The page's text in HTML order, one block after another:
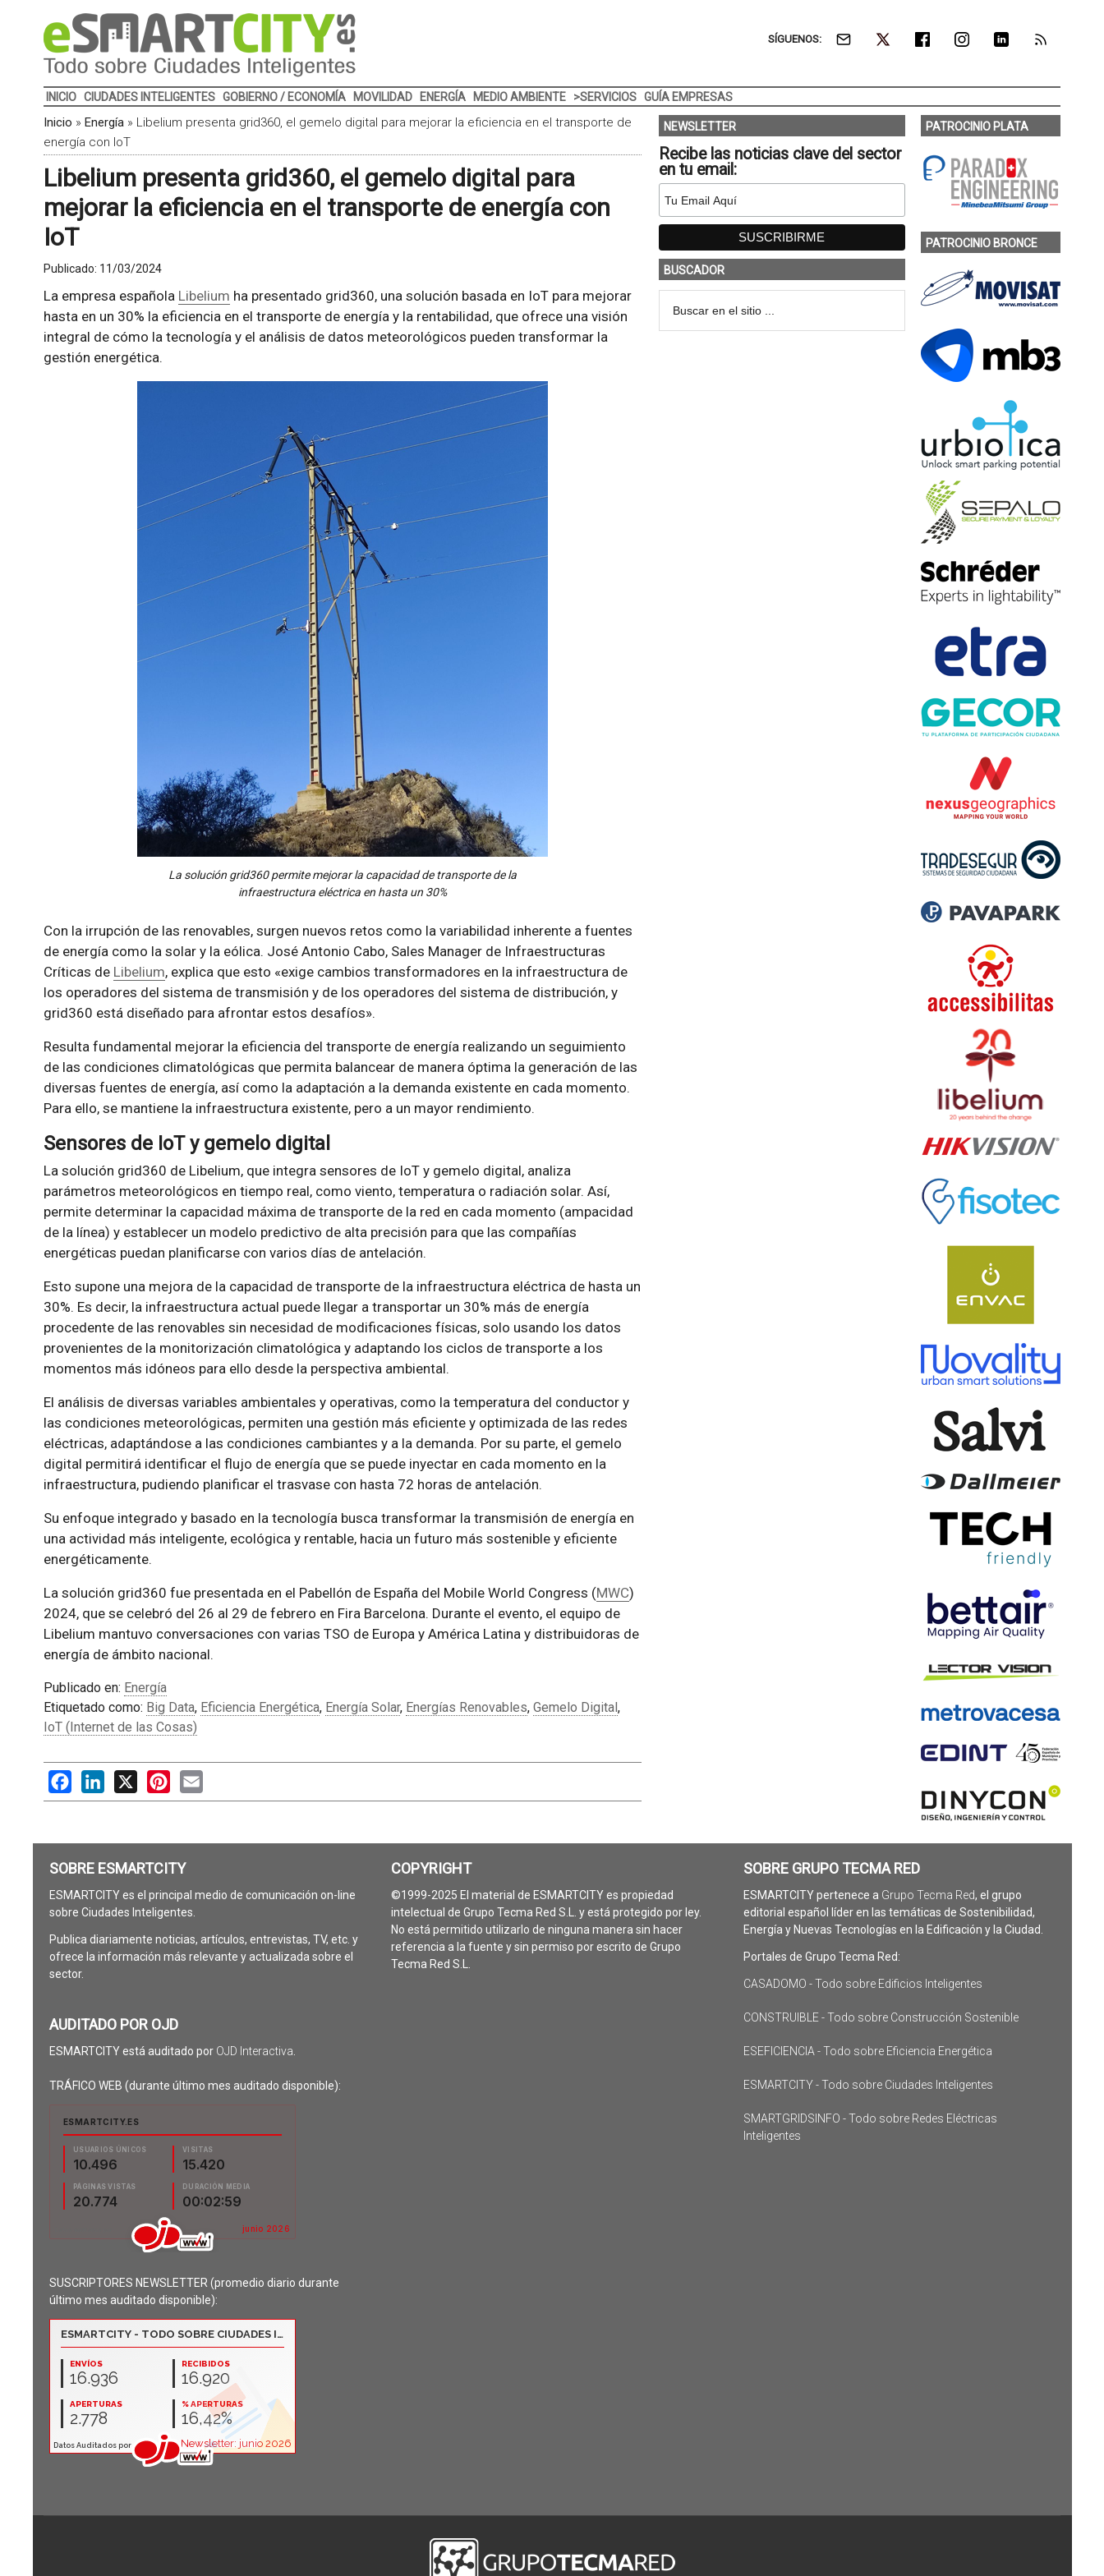
SÍGUENOS:
INICIO CIUDADES INTELIGENTES GOBIERNO / ECONOMÍA MOVILIDAD ENERGÍA MEDIO AMBIENTE >SERVICIOS GUÍA EMPRESAS
Inicio » Energía» Libelium presenta grid360, el gemelo digital para mejorar la eficiencia en el transporte de
energía con IoT
Libelium presenta grid360, el gemelo digital para
mejorar la eficiencia en el transporte de energía con
IoT
Publicado: 11/03/2024
La empresa española Libelium ha presentado grid360, una solución basada en IoT para mejorar
hasta en un 30% la eficiencia en el transporte de energía y la rentabilidad, que ofrece una visión
integral de cómo la tecnología y el análisis de datos meteorológicos pueden transformar la
gestión energética.
La solución grid360 permite mejorar la capacidad de transporte de la
infraestructura eléctrica en hasta un 30%
Con la irrupción de las renovables, surgen nuevos retos como la variabilidad inherente a fuentes
de energía como la solar y la eólica. José Antonio Cabo, Sales Manager de Infraestructuras
Críticas de Libelium, explica que esto «exige cambios transformadores en la infraestructura de
los operadores del sistema de transmisión y de los operadores del sistema de distribución, y
grid360 está diseñado para afrontar estos desafíos».
Resulta fundamental mejorar la eficiencia del transporte de energía realizando un seguimiento
de las condiciones climatológicas que permita balancear de manera óptima la generación de las
diversas fuentes de energía, así como la adaptación a la demanda existente en cada momento.
Para ello, se mantiene la infraestructura existente, pero a un mayor rendimiento.
Sensores de IoT y gemelo digital
La solución grid360 de Libelium, que integra sensores de IoT y gemelo digital, analiza
parámetros meteorológicos en tiempo real, como viento, temperatura o radiación solar. Así,
permite determinar la capacidad máxima de transporte de la red en cada momento (ampacidad
de la línea) y establecer un modelo predictivo de alta precisión para que las compañías
energéticas puedan planificarse con varios días de antelación.
Esto supone una mejora de la capacidad de transporte de la infraestructura eléctrica de hasta un
30%. Es decir, la infraestructura actual puede llegar a transportar un 30% más de energía
procedente de las renovables sin necesidad de modificaciones físicas, solo usando los datos
provenientes de la monitorización climatológica y adaptando los ciclos de transporte a los
momentos más idóneos para ello desde la perspectiva ambiental.
El análisis de diversas variables ambientales y operativas, como la temperatura del conductor y
las condiciones meteorológicas, permiten una gestión más eficiente y optimizada de las redes
eléctricas, adaptándose a las condiciones cambiantes y a la demanda. Por su parte, el gemelo
digital permitirá identificar el flujo de energía que se puede inyectar en cada momento en la
infraestructura, pudiendo planificar el trasvase con hasta 72 horas de antelación.
Su enfoque integrado y basado en la tecnología busca transformar la transmisión de energía en
una actividad más inteligente, ecológica y rentable, hacia un futuro más sostenible y eficiente
energéticamente.
La solución grid360 fue presentada en el Pabellón de España del Mobile World Congress (MWC)
2024, que se celebró del 26 al 29 de febrero en Fira Barcelona. Durante el evento, el equipo de
Libelium mantuvo conversaciones con varias TSO de Europa y América Latina y distribuidoras de
energía de ámbito nacional.
Publicado en: Energía
Etiquetado como: Big Data, Eficiencia Energética, Energía Solar, Energías Renovables, Gemelo Digital,
IoT (Internet de las Cosas)
FacebookLinkedIn
X PinterestEmail
NEWSLETTER
Recibe las noticias clave del sector
en tu email:
BUSCADOR
PATROCINIO PLATA
PATROCINIO BRONCE
SOBRE ESMARTCITY
ESMARTCITY es el principal medio de comunicación on-line
sobre Ciudades Inteligentes.
Publica diariamente noticias, artículos, entrevistas, TV, etc. y
ofrece la información más relevante y actualizada sobre el
sector.
AUDITADO POR OJD
ESMARTCITY está auditado por OJD Interactiva
TRÁFICO WEB (durante último mes auditado disponible):
SUSCRIPTORES NEWSLETTER (promedio diario durante
último mes auditado disponible):
COPYRIGHT
©1999-2025 El material de ESMARTCITY es propiedad
intelectual de Grupo Tecma Red S.L. y está protegido por ley.
No está permitido utilizarlo de ninguna manera sin hacer
referencia a la fuente y sin permiso por escrito de Grupo
Tecma Red S.L.
SOBRE GRUPO TECMA RED
ESMARTCITY pertenece a Grupo Tecma Red, el grupo
editorial español líder en las temáticas de Sostenibilidad,
Energía y Nuevas Tecnologías en la Edificación y la Ciudad.
Portales de Grupo Tecma Red:
CASADOMO - Todo sobre Edificios Inteligentes
CONSTRUIBLE - Todo sobre Construcción Sostenible
ESEFICIENCIA - Todo sobre Eficiencia Energética
ESMARTCITY - Todo sobre Ciudades Inteligentes
SMARTGRIDSINFO - Todo sobre Redes Eléctricas
Inteligentes